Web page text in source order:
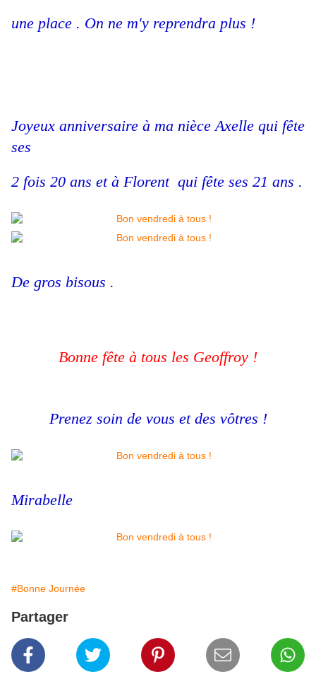
une place . On ne m'y reprendra plus !
Joyeux anniversaire à ma nièce Axelle qui fête
ses
2 fois 20 ans et à Florent qui fête ses 21 ans .
De gros bisous .
Bonne fête à tous les Geoffroy !
Prenez soin de vous et des vôtres !
Mirabelle
#Bonne Journée
Partager